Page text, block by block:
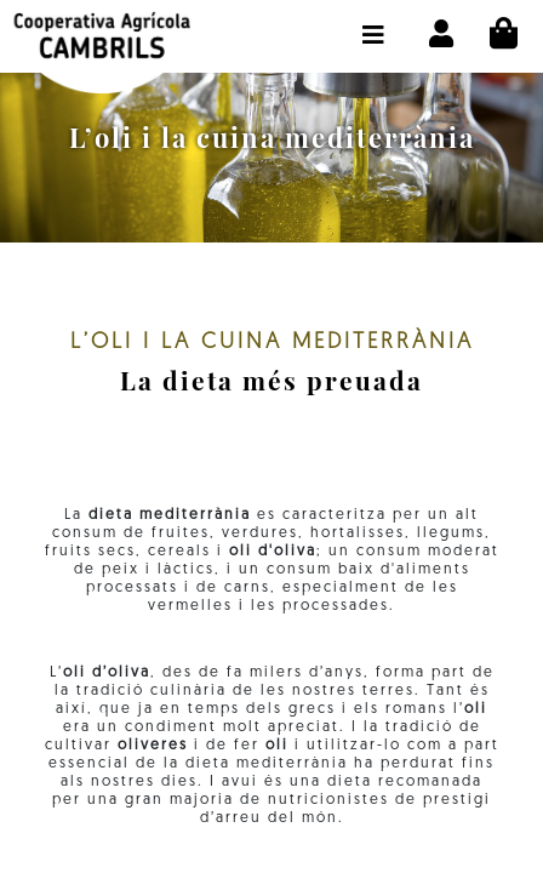
L’oli i la cuina mediterrània
L’OLI I LA CUINA MEDITERRÀNIA
La dieta més preuada
La dieta mediterrània es caracteritza per un alt
consum de fruites, verdures, hortalisses, llegums,
fruits secs, cereals i oli d'oliva; un consum moderat
de peix i làctics, i un consum baix d'aliments
processats i de carns, especialment de les
vermelles i les processades.
L’oli d’oliva, des de fa milers d’anys, forma part de
la tradició culinària de les nostres terres. Tant és
així, que ja en temps dels grecs i els romans l’oli
era un condiment molt apreciat. I la tradició de
cultivar oliveres i de fer oli i utilitzar-lo com a part
essencial de la dieta mediterrània ha perdurat fins
als nostres dies. I avui és una dieta recomanada
per una gran majoria de nutricionistes de prestigi
d’arreu del món.
BOTIGA COMPRA ONLINE
LA COOPERATIVA
OLEOTOUR
PRODUCTES
CONTACTE